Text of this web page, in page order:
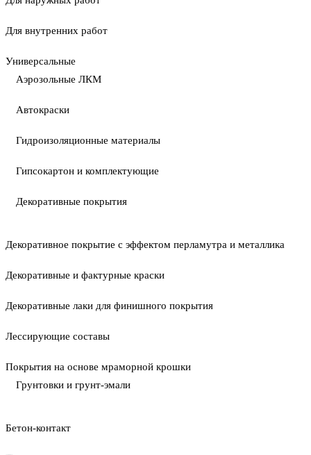
Для внутренних работ
Универсальные
Аэрозольные ЛКМ
Автокраски
Гидроизоляционные материалы
Гипсокартон и комплектующие
Декоративные покрытия
Декоративное покрытие с эффектом перламутра и металлика
Декоративные и фактурные краски
Декоративные лаки для финишного покрытия
Лессирующие составы
Покрытия на основе мраморной крошки
Грунтовки и грунт-эмали
Бетон-контакт